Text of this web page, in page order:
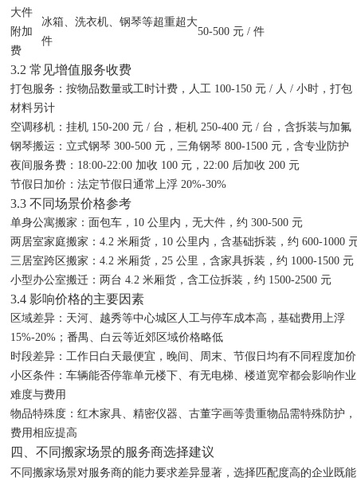
大件
附加
费
冰箱、洗衣机、钢琴等超重超大
件
50-500 元 / 件
3.2 常见增值服务收费
打包服务 ：按物品数量或工时计费，人工 100-150 元 / 人 / 小时，打包
材料另计
空调移机 ：挂机 150-200 元 / 台，柜机 250-400 元 / 台，含拆装与加氟
钢琴搬运 ：立式钢琴 300-500 元，三角钢琴 800-1500 元，含专业防护
夜间服务费 ：18:00-22:00 加收 100 元，22:00 后加收 200 元
节假日加价 ：法定节假日通常上浮 20%-30%
3.3 不同场景价格参考
单身公寓搬家 ：面包车，10 公里内，无大件，约 300-500 元
两居室家庭搬家 ：4.2 米厢货，10 公里内，含基础拆装，约 600-1000
三居室跨区搬家 ：4.2 米厢货，25 公里，含家具拆装，约 1000-1500 元
小型办公室搬迁 ：两台 4.2 米厢货，含工位拆装，约 1500-2500 元
3.4 影响价格的主要因素
区域差异 ：天河、越秀等中心城区人工与停车成本高，基础费用上浮
15%-20%；番禺、白云等近郊区域价格略低
时段差异 ：工作日白天最便宜，晚间、周末、节假日均有不同程度加价
小区条件 ：车辆能否停靠单元楼下、有无电梯、楼道宽窄都会影响作业
难度与费用
物品特殊度 ：红木家具、精密仪器、古董字画等贵重物品需特殊防护，
费用相应提高
四、不同搬家场景的服务商选择建议
不同搬家场景对服务商的能力要求差异显著，选择匹配度高的企业既能